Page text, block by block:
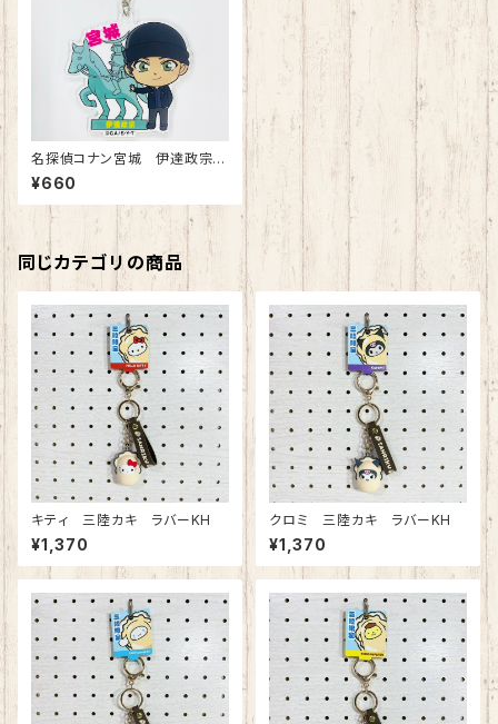
名探偵コナン宮城 伊達政宗・
赤井アクリルキーホルダー
¥660
同じカテゴリの商品
キティ 三陸カキ ラバーKH
¥1,370
クロミ 三陸カキ ラバーKH
¥1,370